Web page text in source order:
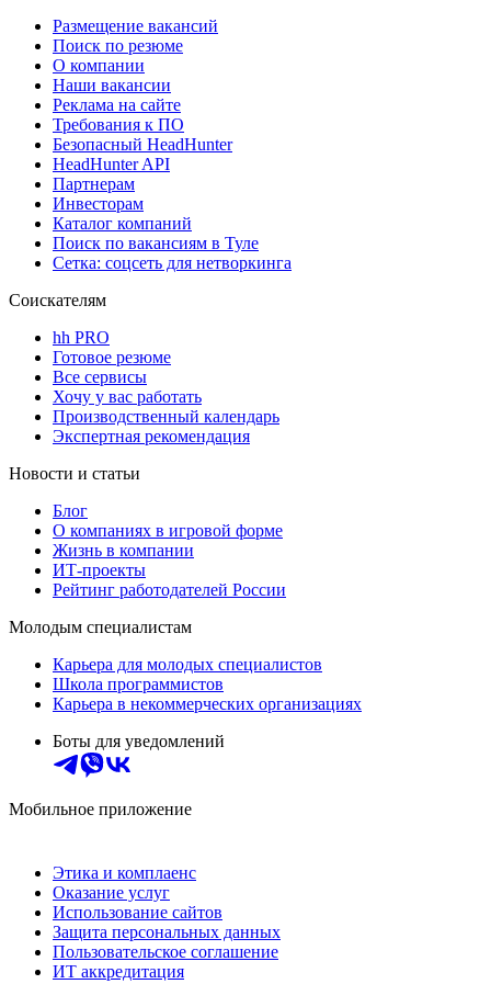
Размещение вакансий
Поиск по резюме
О компании
Наши вакансии
Реклама на сайте
Требования к ПО
Безопасный HeadHunter
HeadHunter API
Партнерам
Инвесторам
Каталог компаний
Поиск по вакансиям в Туле
Сетка: соцсеть для нетворкинга
Соискателям
hh PRO
Готовое резюме
Все сервисы
Хочу у вас работать
Производственный календарь
Экспертная рекомендация
Новости и статьи
Блог
О компаниях в игровой форме
Жизнь в компании
ИТ-проекты
Рейтинг работодателей России
Молодым специалистам
Карьера для молодых специалистов
Школа программистов
Карьера в некоммерческих организациях
Боты для уведомлений
Мобильное приложение
Этика и комплаенс
Оказание услуг
Использование сайтов
Защита персональных данных
Пользовательское соглашение
ИТ аккредитация